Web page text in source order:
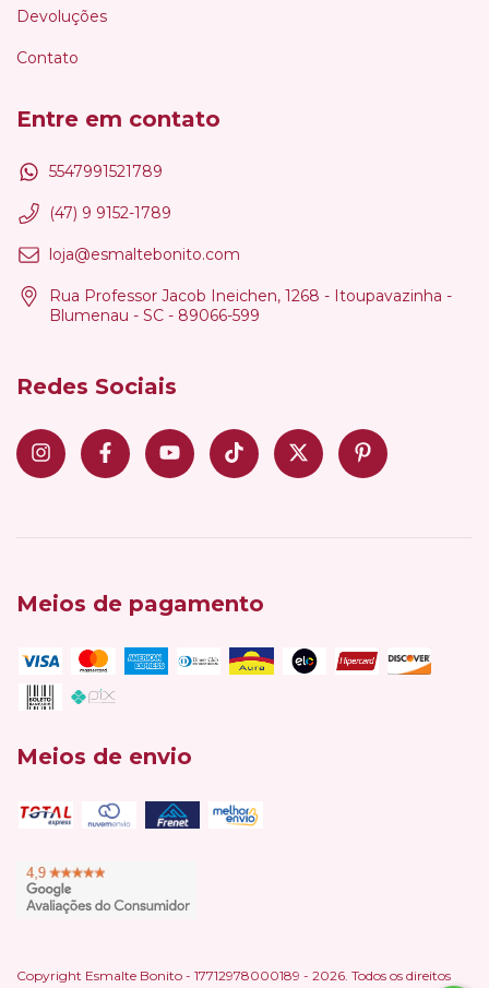
Devoluções
Contato
Entre em contato
5547991521789
(47) 9 9152-1789
loja@esmaltebonito.com
Rua Professor Jacob Ineichen, 1268 - Itoupavazinha -
Blumenau - SC - 89066-599
Redes Sociais
Meios de pagamento
Meios de envio
Copyright Esmalte Bonito - 17712978000189 - 2026. Todos os direitos